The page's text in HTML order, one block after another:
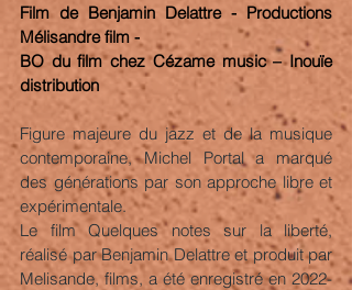
Film de Benjamin Delattre - Productions
Mélisandre film -
BO du film chez Cézame music – Inouïe
distribution
Figure majeure du jazz et de la musique
contemporaine, Michel Portal a marqué
des générations par son approche libre et
expérimentale.
Le film Quelques notes sur la liberté,
réalisé par Benjamin Delattre et produit par
Melisande, films, a été enregistré en 2022-